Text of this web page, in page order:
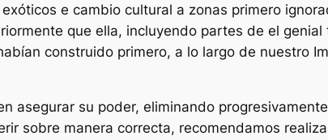
e cambio cultural a zonas primero
que ella, incluyendo partes de el
construido primero, a lo largo de nuestro
asegurar su poder, eliminando
sobre manera correcta, recomendamos